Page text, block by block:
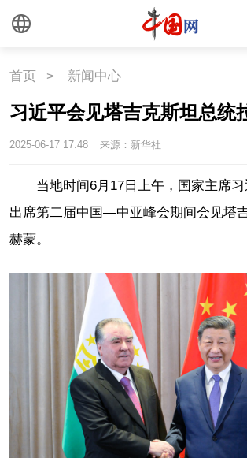
心理
首页 > 新闻中心
习近平会见塔吉克斯坦总统
2025-06-17 17:48 来源：新华社
当地时间6月17日上午，国家主席
出席第二届中国—中亚峰会期间会见塔
赫蒙。